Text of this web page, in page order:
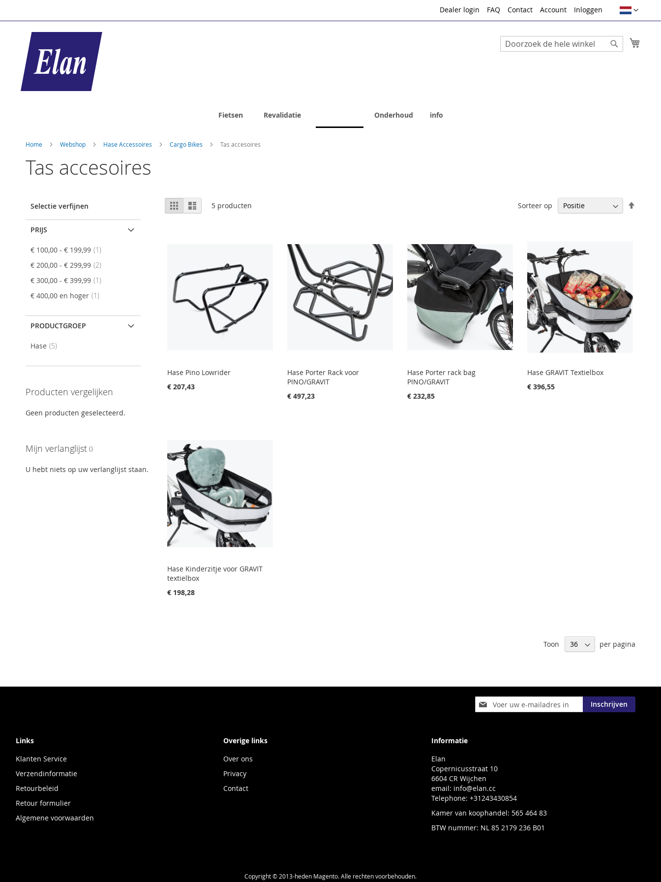
naar
inhoud
Taal
Dealer login FAQ Contact Account Inloggen
Search
Fietsen Revalidatie Onderhoud info
Home Webshop Hase Accessoires Cargo Bikes Tas accesoires
Tas accesoires
Tonen
als
Foto-
tabel
Lijst 5 producten Sorteer op
Hase Pino Lowrider
€ 207,43
VERLANGLIJST
TE
Hase Porter Rack voor
PINO/GRAVIT
€ 497,23
In Winkelwagen
TOE
AAN
TOEVOEGEN
OM
Hase Porter rack bag
PINO/GRAVIT
€ 232,85
In Winkelwagen
TOE
AAN
TOEVOEGEN
OM
Hase GRAVIT Textielbox
€ 396,55
VERLANGLIJST
TE
Hase Kinderzitje voor GRAVIT
textielbox
€ 198,28
Toon per pagina
Selectie verfijnen
PRIJS
€ 100,00 - € 199,99 1product
€ 200,00 - € 299,99 2product
€ 300,00 - € 399,99 1product
€ 400,00 en hoger 1product
PRODUCTGROEP
Hase 5product
Producten vergelijken
Geen producten geselecteerd.
Mijn verlanglijst
U hebt niets op uw verlanglijst staan.
Abonneer
u
Inschrijven
Links
Klanten Service
Verzendinformatie
Retourbeleid
Retour formulier
Algemene voorwaarden
Overige links
Over ons
Privacy
Contact
Informatie
Elan
Copernicusstraat 10
6604 CR Wijchen
email: info@elan.cc
Telephone: +31243430854
Kamer van koophandel: 565 464 83
BTW nummer: NL 85 2179 236 B01
Copyright © 2013-heden Magento. Alle rechten voorbehouden.